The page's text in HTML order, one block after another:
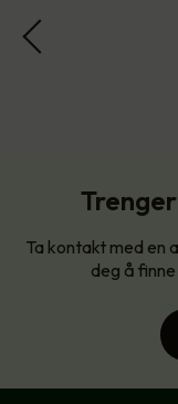
Ta kontakt med en
deg å